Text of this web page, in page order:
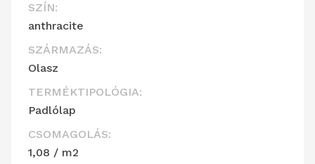
SZÍN:
anthracite
SZÁRMAZÁS:
Olasz
TERMÉKTIPOLÓGIA:
Padlólap
CSOMAGOLÁS:
1,08 / m2